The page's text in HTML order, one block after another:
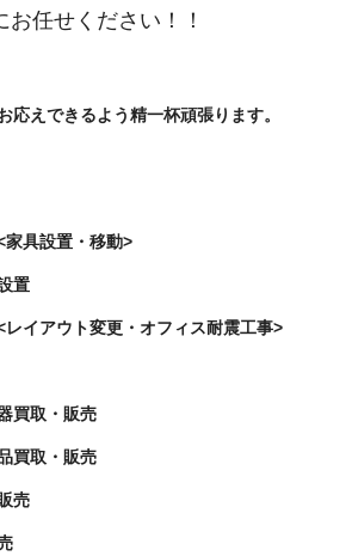
お任せください！！
応えできるよう精一杯頑張ります。
具設置・移動>
置
イアウト変更・オフィス耐震工事>
買取・販売
買取・販売
売